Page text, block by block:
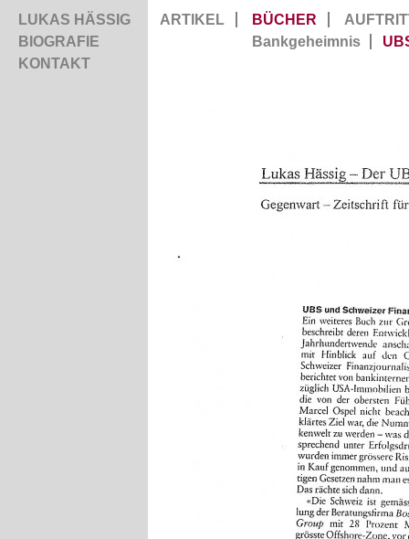
LUKAS HÄSSIG
BIOGRAFIE
KONTAKT
ARTIKEL BÜCHER
Bankgeheimnis